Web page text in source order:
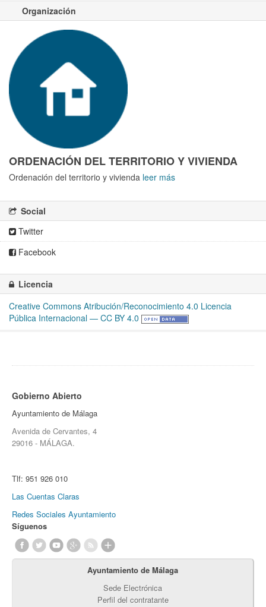
Organización
ORDENACIÓN DEL TERRITORIO Y VIVIENDA
Ordenación del territorio y vivienda leer más
Social
Twitter
Facebook
Licencia
Creative Commons Atribución/Reconocimiento 4.0 Licencia
Pública Internacional — CC BY 4.0
Gobierno Abierto
Ayuntamiento de Málaga
Avenida de Cervantes, 4
29016 - MÁLAGA.
Tlf: 951 926 010
Las Cuentas Claras
Redes Sociales Ayuntamiento
Síguenos
Ayuntamiento de Málaga
Sede Electrónica
Perfil del contratante